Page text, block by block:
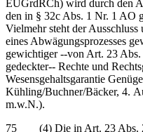
EUGrdRCh) wird durch den
den in § 32c Abs. 1 Nr. 1 AO
Vielmehr steht der
eines Abwägungsprozesses
gewichtiger ‑‑von Art. 23
gedeckter‑‑ Rechte und
Wesensgehaltsgarantie
Kühling/Buchner/Bäcker, 4.
m.w.N.).
75 (4) Die in Art. 23 Abs. 2